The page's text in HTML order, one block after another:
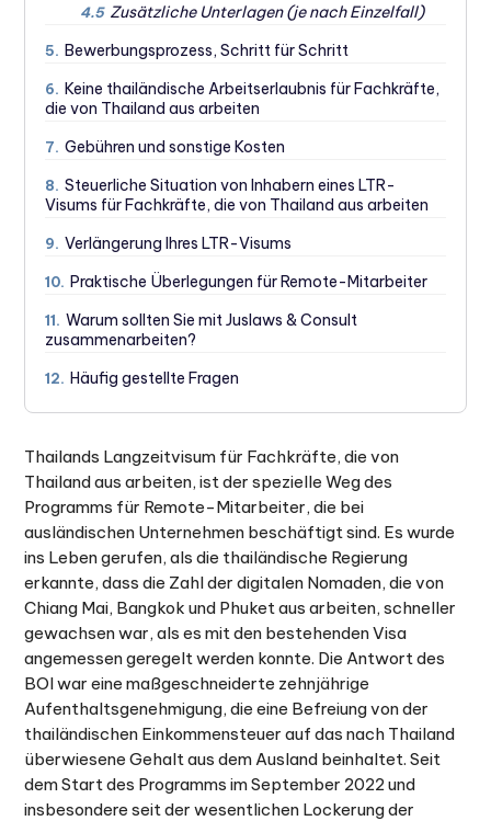
4.5 Zusätzliche Unterlagen (je nach Einzelfall)
5. Bewerbungsprozess, Schritt für Schritt
6. Keine thailändische Arbeitserlaubnis für Fachkräfte,
die von Thailand aus arbeiten
7. Gebühren und sonstige Kosten
8. Steuerliche Situation von Inhabern eines LTR-
Visums für Fachkräfte, die von Thailand aus arbeiten
9. Verlängerung Ihres LTR-Visums
10. Praktische Überlegungen für Remote-Mitarbeiter
11. Warum sollten Sie mit Juslaws & Consult
zusammenarbeiten?
12. Häufig gestellte Fragen
Thailands Langzeitvisum für Fachkräfte, die von
Thailand aus arbeiten, ist der spezielle Weg des
Programms für Remote-Mitarbeiter, die bei
ausländischen Unternehmen beschäftigt sind. Es wurde
ins Leben gerufen, als die thailändische Regierung
erkannte, dass die Zahl der digitalen Nomaden, die von
Chiang Mai, Bangkok und Phuket aus arbeiten, schneller
gewachsen war, als es mit den bestehenden Visa
angemessen geregelt werden konnte. Die Antwort des
BOI war eine maßgeschneiderte zehnjährige
Aufenthaltsgenehmigung, die eine Befreiung von der
thailändischen Einkommensteuer auf das nach Thailand
überwiesene Gehalt aus dem Ausland beinhaltet. Seit
dem Start des Programms im September 2022 und
insbesondere seit der wesentlichen Lockerung der